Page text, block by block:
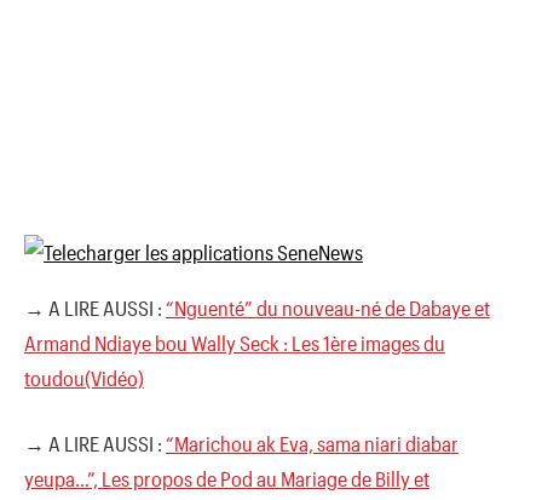
→ A LIRE AUSSI : “Nguenté” du nouveau-né de Dabaye et
Armand Ndiaye bou Wally Seck : Les 1ère images du
toudou(Vidéo)
→ A LIRE AUSSI : “Marichou ak Eva, sama niari diabar
yeupa…”, Les propos de Pod au Mariage de Billy et